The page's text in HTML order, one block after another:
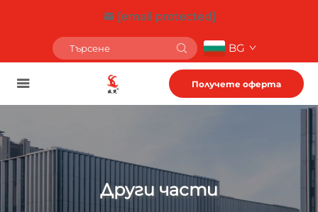
[email protected]
BG
Получете оферта
Други части